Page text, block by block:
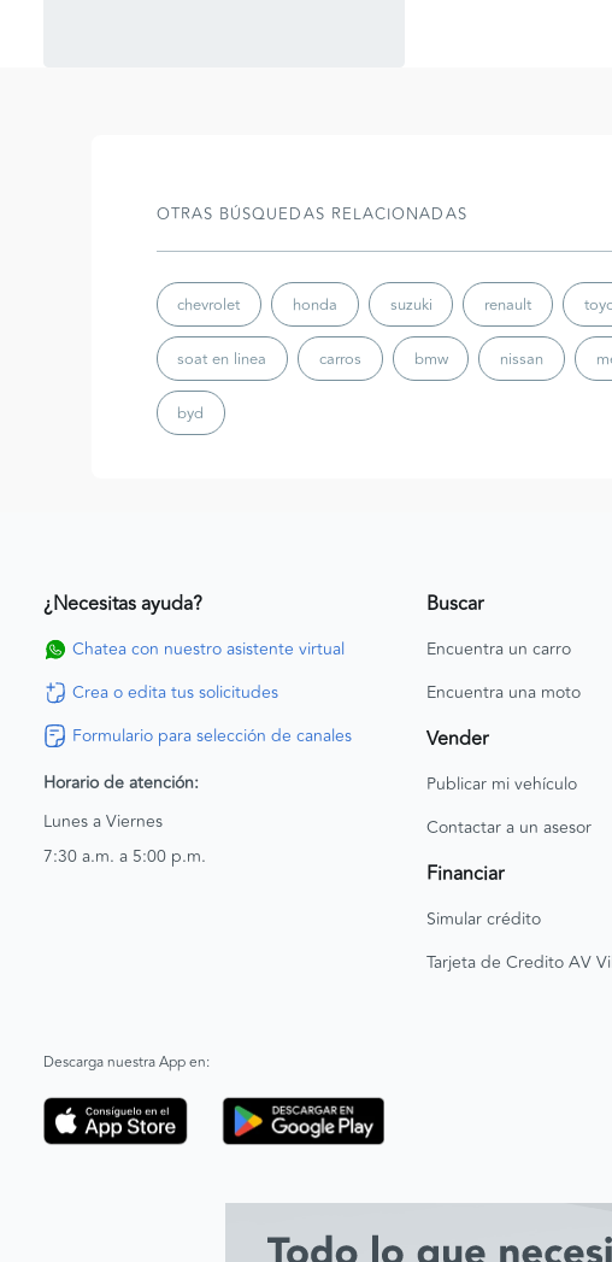
OTRAS BÚSQUEDAS RELACIONADAS
chevrolet honda suzuki renault
soat en linea carros bmw nissan
byd
¿Necesitas ayuda?
Chatea con nuestro asistente virtual
Crea o edita tus solicitudes
Formulario para selección de canales
Horario de atención:
Lunes a Viernes
7:30 a.m. a 5:00 p.m.
Buscar
Encuentra un carro
Encuentra una moto
Vender
Publicar mi vehículo
Contactar a un asesor
Financiar
Simular crédito
Tarjeta de Credito AV
Descarga nuestra App en: